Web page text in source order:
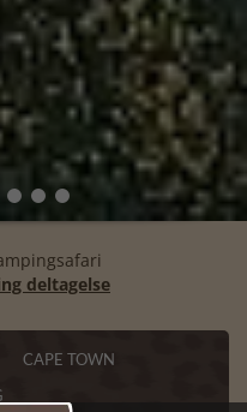
deltagelse
CAPE TOWN